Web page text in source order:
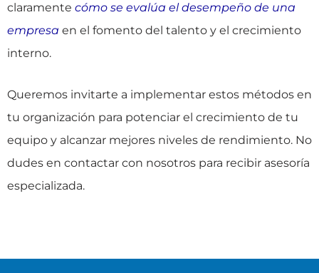
claramente cómo se evalúa el desempeño de una
empresa en el fomento del talento y el crecimiento
interno.
Queremos invitarte a implementar estos métodos en
tu organización para potenciar el crecimiento de tu
equipo y alcanzar mejores niveles de rendimiento. No
dudes en contactar con nosotros para recibir asesoría
especializada.